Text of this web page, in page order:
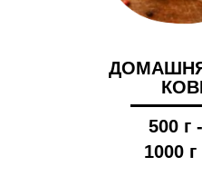
500 г
1000 г